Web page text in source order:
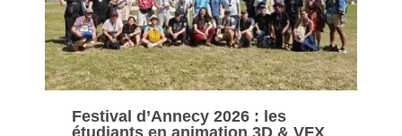
Festival d’Annecy 2026 : les
étudiants en animation 3D & VFX